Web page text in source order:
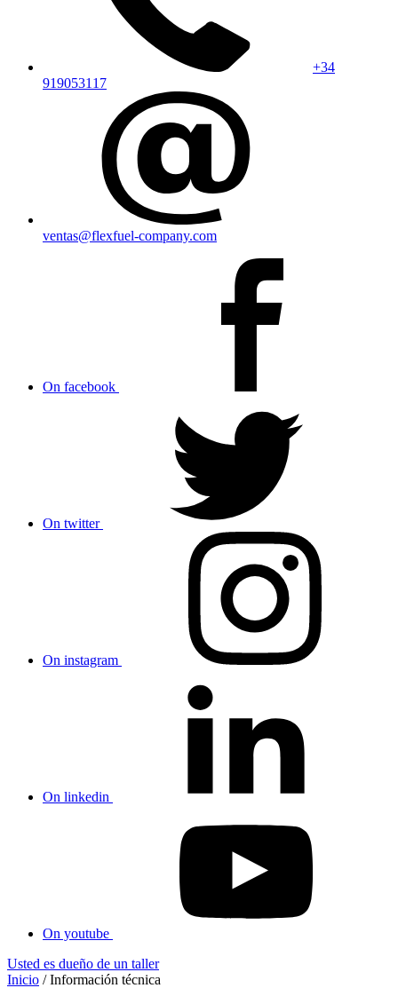
+34
919053117
ventas@flexfuel-company.com
On facebook
On twitter
On instagram
On linkedin
On youtube
Usted es dueño de un taller
Inicio /Información técnica